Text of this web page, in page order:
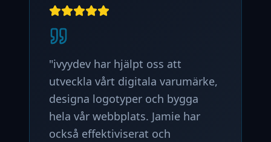
"ivyydev har hjälpt oss att
utveckla vårt digitala varumärke,
designa logotyper och bygga
hela vår webbplats. Jamie har
också effektiviserat och